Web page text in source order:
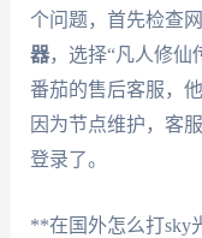
个问题，首先检查
器，选择“凡人修仙
番茄的售后客服，
因为节点维护，客
登录了。
**在国外怎么打sky